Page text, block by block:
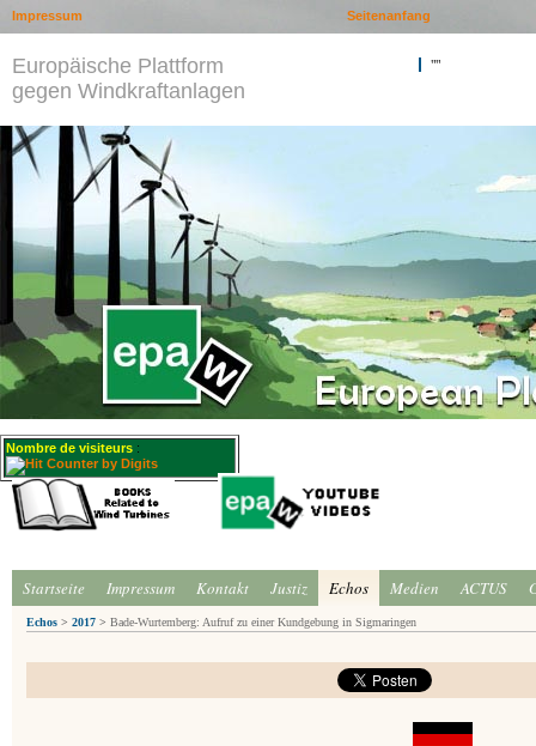
Europäische Plattform
gegen Windkraftanlagen
""
Nombre de visiteurs :
Startseite Impressum Kontakt Justiz Echos Medien ACTUS
Echos > 2017 > Bade-Wurtemberg: Aufruf zu einer Kundgebung in Sigmaringen
Seitenanfang
Impressum